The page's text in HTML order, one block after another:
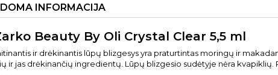
INFORMACIJA
Beauty By Oli Crystal Clear 5,5 ml
ir drėkinantis lūpų blizgesys yra praturtintas moringų ir
ir jas drėkinančių ingredientų. Lūpų blizgesio sudėtyje nėra kvapiklių.